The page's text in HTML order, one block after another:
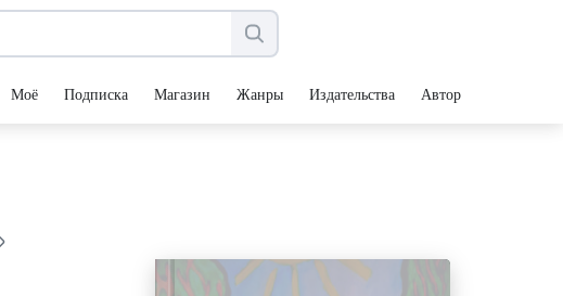
Моё Подписка Магазин Жанры Издательства Авторы